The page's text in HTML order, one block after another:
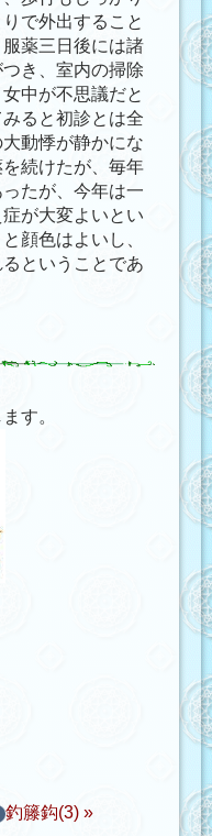
で外出すること
薬三日後には諸
き、室内の掃除
中が不思議だと
ると初診とは全
動悸が静かにな
続けたが、毎年
たが、今年は一
が大変よいとい
顔色はよいし、
ということであ
す。
釣籐鈎(3) »